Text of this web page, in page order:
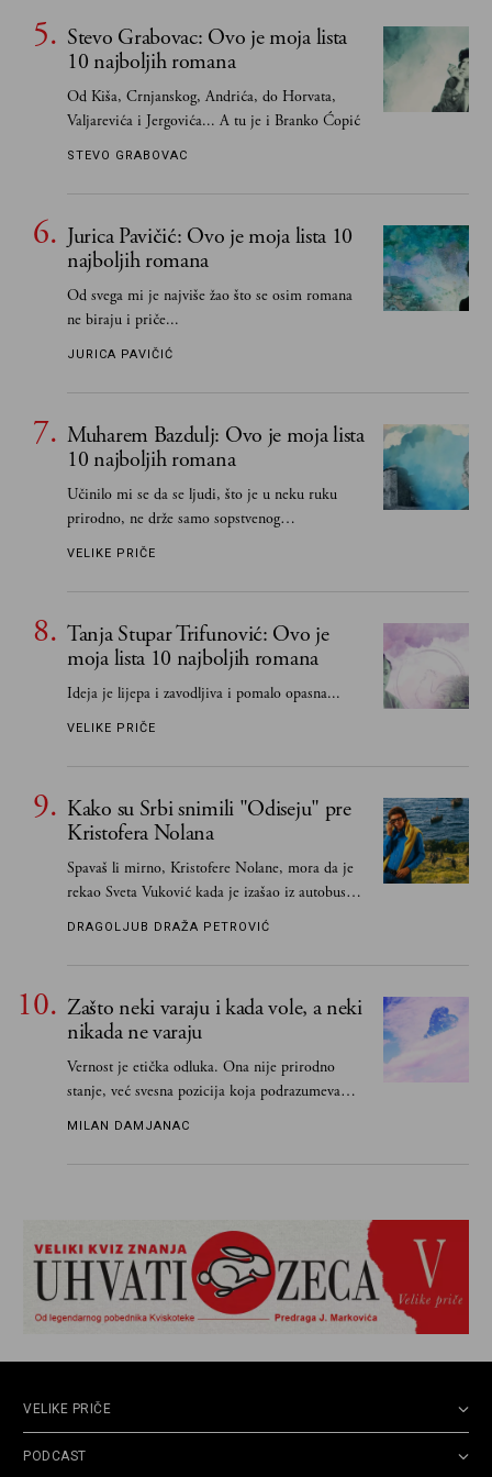
poznavale
Stevo Grabovac: Ovo je moja lista
10 najboljih romana
Od Kiša, Crnjanskog, Andrića, do Horvata,
Valjarevića i Jergovića... A tu je i Branko Ćopić
STEVO GRABOVAC
Jurica Pavičić: Ovo je moja lista 10
najboljih romana
Od svega mi je najviše žao što se osim romana
ne biraju i priče...
JURICA PAVIČIĆ
Muharem Bazdulj: Ovo je moja lista
10 najboljih romana
Učinilo mi se da se ljudi, što je u neku ruku
prirodno, ne drže samo sopstvenog
senzibiliteta... Pokušao sam (biće, samo
VELIKE PRIČE
Tanja Stupar Trifunović: Ovo je
moja lista 10 najboljih romana
Ideja je lijepa i zavodljiva i pomalo opasna...
VELIKE PRIČE
Kako su Srbi snimili "Odiseju" pre
Kristofera Nolana
Spavaš li mirno, Kristofere Nolane, mora da je
rekao Sveta Vuković kada je izašao iz autobusa i
čim je stigao kući pozvao Vojkana
DRAGOLJUB DRAŽA PETROVIĆ
Zašto neki varaju i kada vole, a neki
nikada ne varaju
Vernost je etička odluka. Ona nije prirodno
stanje, već svesna pozicija koja podrazumeva
MILAN DAMJANAC
VELIKE PRIČE
PODCAST